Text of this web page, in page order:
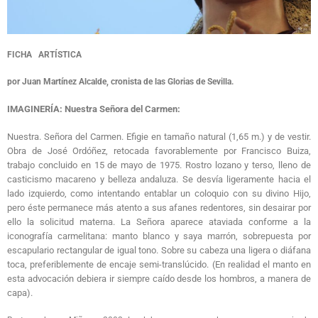
FICHA ARTÍSTICA
por Juan Martínez Alcalde, cronista de las Glorias de Sevilla.
IMAGINERÍA: Nuestra Señora del Carmen:
Nuestra. Señora del Carmen. Efigie en tamaño natural (1,65 m.) y de vestir.
Obra de José Ordóñez, retocada favorablemente por Francisco Buiza,
trabajo concluido en 15 de mayo de 1975. Rostro lozano y terso, lleno de
casticismo macareno y belleza andaluza. Se desvía ligeramente hacia el
lado izquierdo, como intentando entablar un coloquio con su divino Hijo,
pero éste permanece más atento a sus afanes redentores, sin desairar por
ello la solicitud materna. La Señora aparece ataviada conforme a la
iconografía carmelitana: manto blanco y saya marrón, sobrepuesta por
escapulario rectangular de igual tono. Sobre su cabeza una ligera o diáfana
toca, preferiblemente de encaje semi-translúcido. (En realidad el manto en
esta advocación debiera ir siempre caído desde los hombros, a manera de
capa).